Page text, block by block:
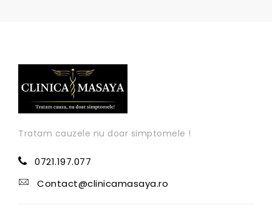
Tratam cauzele nu doar simptomele !
0721.197.077
Contact@clinicamasaya.ro